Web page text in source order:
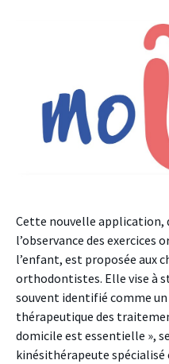
Cette nouvelle application,
l’observance des exercices
l’enfant, est proposée aux
orthodontistes. Elle vise à
souvent identifié comme
thérapeutique des
domicile est essentielle »,
kinésithérapeute